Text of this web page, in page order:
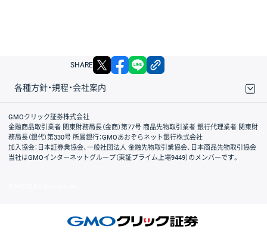
SHARE X facebook
各種方針・規程・会社案内
取引規程・約款
サイトマップ
その他のご案内
個人情報保護方針
最良執行方針
サイトのご利用について
ディスクレイマー
信託保全
リスク説明
会社案内
GMOクリック証券株式会社
金融商品取引業者 関東財務局長（金商）第77号 商品先物取引業者 銀行代理業者 関東財
務局長（銀代）第330号 所属銀行：GMOあおぞらネット銀行株式会社
加入協会：日本証券業協会、一般社団法人 金融先物取引業協会、日本商品先物取引協会
当社はGMOインターネットグループ（東証プライム上場9449）のメンバーです。